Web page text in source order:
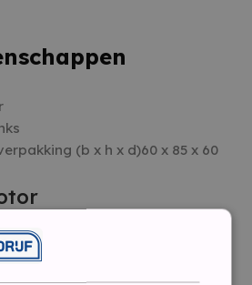
(b x h x d)60 x 85 x 60
motor